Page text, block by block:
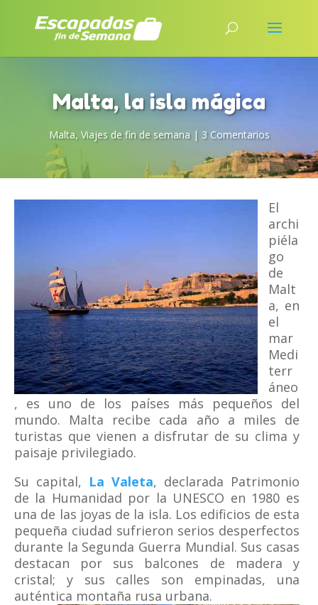
Malta, la isla mágica
Malta, Viajes de fin de semana| 3 Comentarios
El
archi
piéla
go
de
Malt
a, en
el
mar
Medi
terr
áneo
, es uno de los países más pequeños del
mundo. Malta recibe cada año a miles de
turistas que vienen a disfrutar de su clima y
paisaje privilegiado.
Su capital, La Valeta, declarada Patrimonio
de la Humanidad por la UNESCO en 1980 es
una de las joyas de la isla. Los edificios de esta
pequeña ciudad sufrieron serios desperfectos
durante la Segunda Guerra Mundial. Sus casas
destacan por sus balcones de madera y
cristal; y sus calles son empinadas, una
auténtica montaña rusa urbana.